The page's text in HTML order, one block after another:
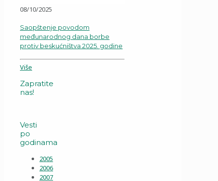
08/10/2025
Saopštenje povodom
međunarodnog dana borbe
protiv beskućništva 2025. godine
Više
Zapratite
nas!
Vesti
po
godinama
2005
2006
2007